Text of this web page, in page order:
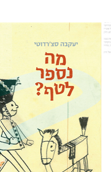
יעקבה סצ'רדוטי
תמי ישראלי